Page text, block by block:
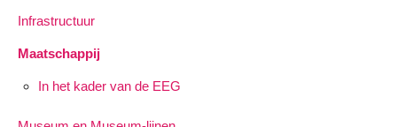
Infrastructuur
Maatschappij
In het kader van de EEG